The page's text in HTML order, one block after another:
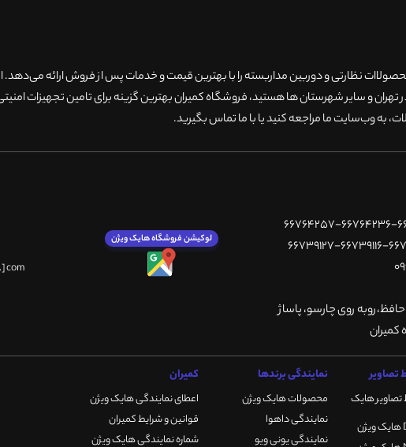
سابقه فروش محصولاات نظارتی و دوربین مداربسته را با بهترین قیمت و خدمات پس از فروش ارائه
و سایر شهرستان ها هستید، فروشگاه کمیران بهترین گزینه برای تامین تجهیزات
به وب‌سایت ما مراجعه کنید یا با ما تماس بگیرید.
روی چارسو، پاساژ
لوکیشن فروشگاه هایک ویژن
com
هایک
نمایندگی برندها
محصولات هایک ویژن
نمایندگی داهوا
نمایندگی یونی ویو
کمیران
اعطای نمایندگی هایک ویژن
قوانین و شرایط کمیران
شماره نمایندگی هایک ویژن